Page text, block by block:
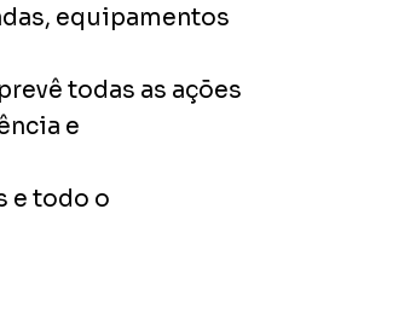
equipamentos
todas as ações
e
e todo o